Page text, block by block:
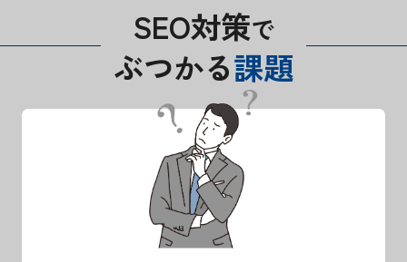
SEO対策で
ぶつかる課題